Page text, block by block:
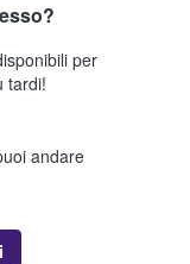
per
tardi!
andare